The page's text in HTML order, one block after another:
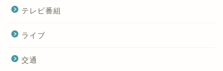
テレビ番組
ライブ
交通